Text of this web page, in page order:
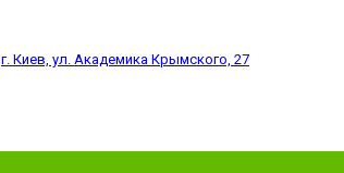
г. Киев, ул. Академика Крымского, 27